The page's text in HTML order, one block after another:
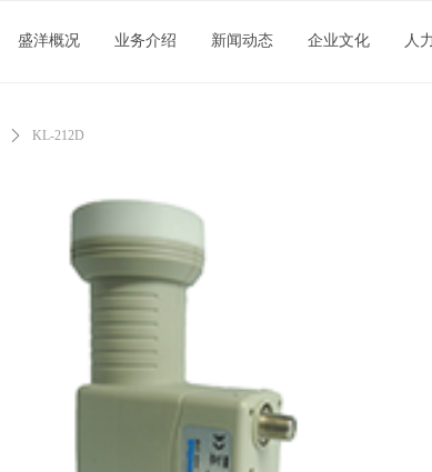
盛洋概况 业务介绍 新闻动态 企业文化 人
ꄲ KL-212D